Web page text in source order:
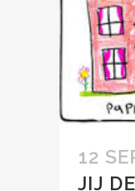
12
JIJ